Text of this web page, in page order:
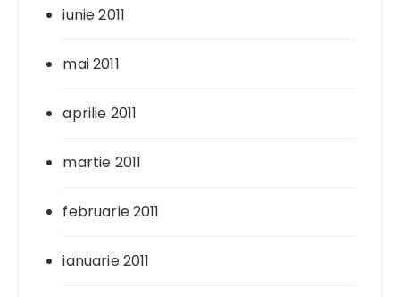
iunie 2011
mai 2011
aprilie 2011
martie 2011
februarie 2011
ianuarie 2011